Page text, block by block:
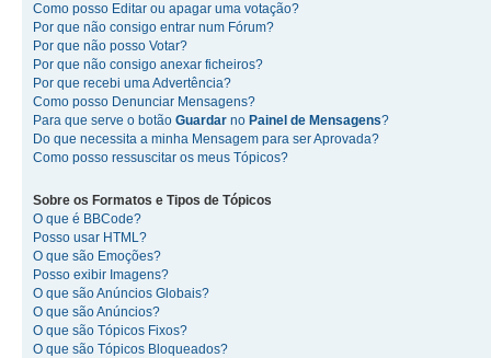
Como posso Editar ou apagar uma votação?
Por que não consigo entrar num Fórum?
Por que não posso Votar?
Por que não consigo anexar ficheiros?
Por que recebi uma Advertência?
Como posso Denunciar Mensagens?
Para que serve o botão Guardar no Painel de Mensagens?
Do que necessita a minha Mensagem para ser Aprovada?
Como posso ressuscitar os meus Tópicos?
Sobre os Formatos e Tipos de Tópicos
O que é BBCode?
Posso usar HTML?
O que são Emoções?
Posso exibir Imagens?
O que são Anúncios Globais?
O que são Anúncios?
O que são Tópicos Fixos?
O que são Tópicos Bloqueados?